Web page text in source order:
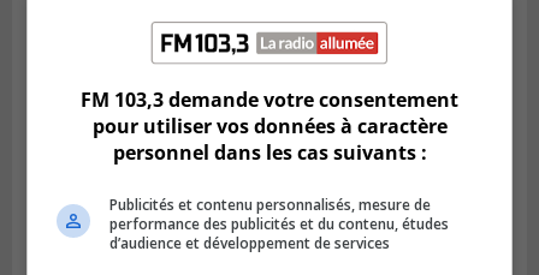
Publié le 7 janvier 2024 à 09h14
Front commun : le point sur l’hypothèse
de règlement
FM 103,3 demande votre consentement
pour utiliser vos données à caractère
personnel dans les cas suivants :
Publicités et contenu personnalisés, mesure de
performance des publicités et du contenu, études
d’audience et développement de services